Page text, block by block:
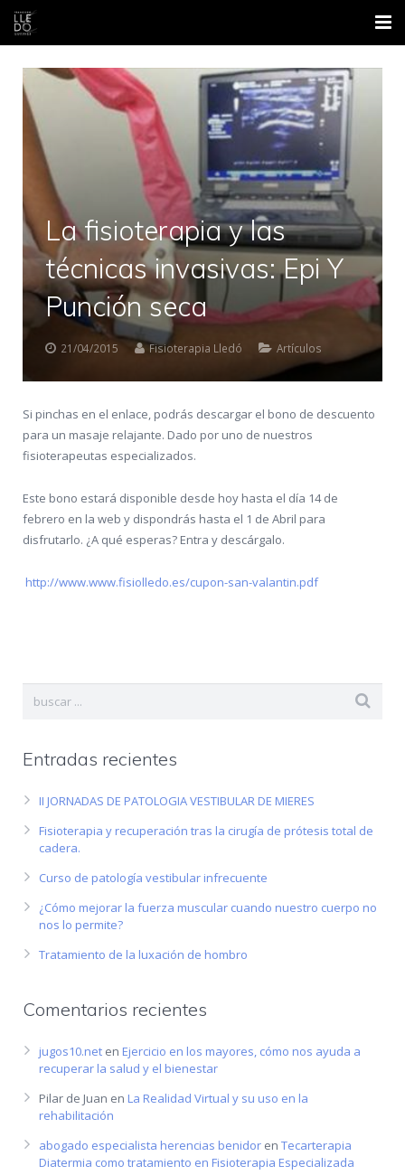
Inicio
Nosotros
Áreas
Contacto
Formación
La fisioterapia y las
técnicas invasivas: Epi Y
Punción seca
21/04/2015 Fisioterapia Lledó Artículos
Si pinchas en el enlace, podrás descargar el bono de descuento
para un ‎masaje‬ ‎relajante‬. Dado por uno de nuestros
‎fisioterapeutas‬ ‎especializados‬.
Este bono estará disponible desde hoy hasta el día 14 de
febrero en la web y dispondrás hasta el 1 de Abril para
disfrutarlo. ¿A qué esperas? Entra y descárgalo.
http://www.www.fisiolledo.es/cupon-san-valantin.pdf
Entradas recientes
II JORNADAS DE PATOLOGIA VESTIBULAR DE MIERES
Fisioterapia y recuperación tras la cirugía de prótesis total de
cadera.
Curso de patología vestibular infrecuente
¿Cómo mejorar la fuerza muscular cuando nuestro cuerpo no
nos lo permite?
Tratamiento de la luxación de hombro
Comentarios recientes
jugos10.net en Ejercicio en los mayores, cómo nos ayuda a
recuperar la salud y el bienestar
Pilar de Juan en La Realidad Virtual y su uso en la
rehabilitación
abogado especialista herencias benidor en Tecarterapia
Diatermia como tratamiento en Fisioterapia Especializada